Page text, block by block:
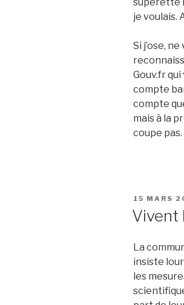
je voulais.
Si j’ose,
Gouv.fr
compte
compte
mais à la
coupe pas.
PUBLIÉ
15 MARS
Vivent
La
insiste
les